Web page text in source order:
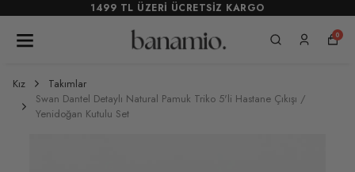
1499 TL ÜZERİ ÜCRETSİZ KARGO
0
Kız
Takımlar
Swan Dantel Detaylı Natural Pamuk Triko 5'li Hastane Çıkışı /
Yenidoğan Kutulu Set